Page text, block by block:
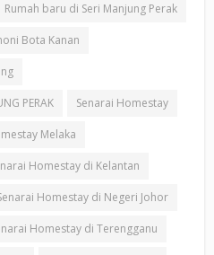
Rumah baru di Seri Manjung Perak
Bota Kanan
PERAK Senarai Homestay
Melaka
Homestay di Kelantan
Homestay di Negeri Johor
Homestay di Terengganu